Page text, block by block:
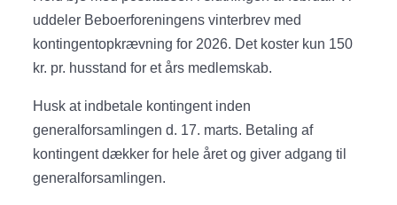
uddeler Beboerforeningens vinterbrev med
kontingentopkrævning for 2026. Det koster kun 150
kr. pr. husstand for et års medlemskab.
Husk at indbetale kontingent inden
generalforsamlingen d. 17. marts. Betaling af
kontingent dækker for hele året og giver adgang til
generalforsamlingen.